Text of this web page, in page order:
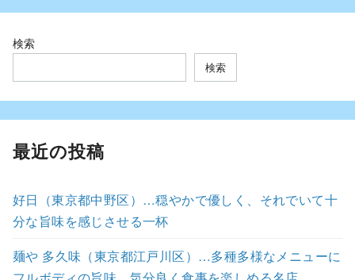
検索
検索
最近の投稿
好日（東京都中野区）…穏やかで優しく、それでいて十
分な旨味を感じさせる一杯
麺や 多久味（東京都江戸川区）…多種多様なメニューに